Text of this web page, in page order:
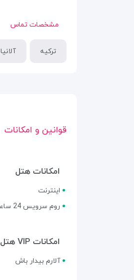
مشخصات تماس
ترکیه آلانیا
قوانین و امکانات
امکانات هتل
اینترنت
روم سرویس 24 ساعته
امکانات VIP هتل
آلارم بیدار باش